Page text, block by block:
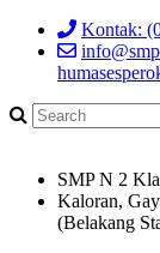
Kontak:
SMP N 2
Kaloran,
(Belakang